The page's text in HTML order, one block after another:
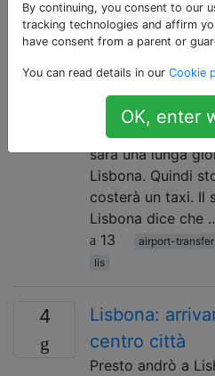
6
Quanto costa
di Lisbona al
Arriverò a
ho usato
benissimo) ma
sarà una lunga
Lisbona. Quindi
costerà un taxi. Il
Lisbona dice che
13
airport-transfer
lis
4
Lisbona:
centro città
Presto andrò a
By continuing, you consent to our
tracking technologies and affirm
have consent from a parent or
You can read details in our Cookie
OK, enter